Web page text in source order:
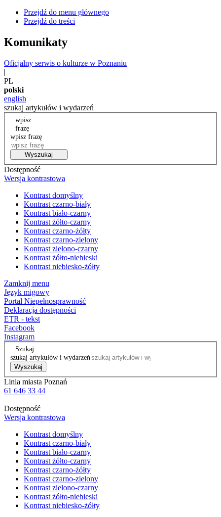
Przejdź do menu głównego
Przejdź do treści
Komunikaty
Oficjalny serwis o kulturze w Poznaniu
|
PL
polski
english
szukaj artykułów i wydarzeń
wpisz
frazę
wpisz frazę
Wyszukaj
Dostępność
Wersja kontrastowa
Kontrast domyślny
Kontrast czarno-biały
Kontrast biało-czarny
Kontrast żółto-czarny
Kontrast czarno-żółty
Kontrast czarno-zielony
Kontrast zielono-czarny
Kontrast żółto-niebieski
Kontrast niebiesko-żółty
Zamknij menu
Język migowy
Portal Niepełnosprawność
Deklaracja dostępności
ETR - tekst
Facebook
Instagram
Szukaj
szukaj artykułów i wydarzeń
Wyszukaj
Linia miasta Poznań
61 646 33 44
Dostępność
Wersja kontrastowa
Kontrast domyślny
Kontrast czarno-biały
Kontrast biało-czarny
Kontrast żółto-czarny
Kontrast czarno-żółty
Kontrast czarno-zielony
Kontrast zielono-czarny
Kontrast żółto-niebieski
Kontrast niebiesko-żółty